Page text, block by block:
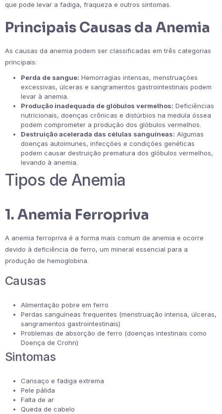
que pode levar a fadiga, fraqueza e outros sintomas.
Principais Causas da Anemia
As causas da anemia podem ser classificadas em três categorias
principais:
Perda de sangue: Hemorragias intensas, menstruações
excessivas, úlceras e sangramentos gastrointestinais podem
levar à anemia.
Produção inadequada de glóbulos vermelhos: Deficiências
nutricionais, doenças crônicas e distúrbios na medula óssea
podem comprometer a produção dos glóbulos vermelhos.
Destruição acelerada das células sanguíneas: Algumas
doenças autoimunes, infecções e condições genéticas
podem causar destruição prematura dos glóbulos vermelhos,
levando à anemia.
Tipos de Anemia
1. Anemia Ferropriva
A anemia ferropriva é a forma mais comum de anemia e ocorre
devido à deficiência de ferro, um mineral essencial para a
produção de hemoglobina.
Causas
Alimentação pobre em ferro
Perdas sanguíneas frequentes (menstruação intensa, úlceras,
sangramentos gastrointestinais)
Problemas de absorção de ferro (doenças intestinais como
Doença de Crohn)
Sintomas
Cansaço e fadiga extrema
Pele pálida
Falta de ar
Queda de cabelo